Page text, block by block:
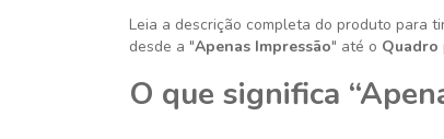
Leia a descrição completa do produto para
desde a "Apenas Impressão" até o Quadro
O que significa